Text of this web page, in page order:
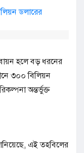
হলে বড় ধরনের
৩০০ বিলিয়ন
অন্তর্ভুক্ত
এই তহবিলের